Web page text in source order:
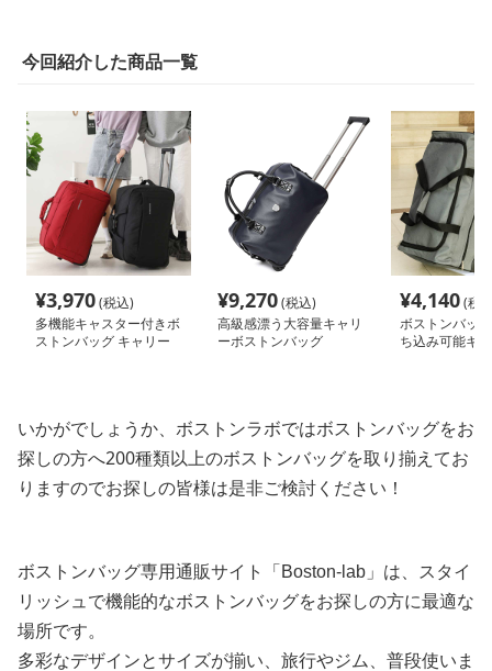
今回紹介した商品一覧
¥3,970(税込)
多機能キャスター付きボ
ストンバッグ キャリー
¥9,270(税込)
高級感漂う大容量キャリ
ーボストンバッグ
¥4,140(税
ボストンバッ
ち込み可能キ
いかがでしょうか、ボストンラボではボストンバッグをお
探しの方へ200種類以上のボストンバッグを取り揃えてお
りますのでお探しの皆様は是非ご検討ください！
ボストンバッグ専用通販サイト「Boston-lab」は、スタイ
リッシュで機能的なボストンバッグをお探しの方に最適な
場所です。
多彩なデザインとサイズが揃い、旅行やジム、普段使いま